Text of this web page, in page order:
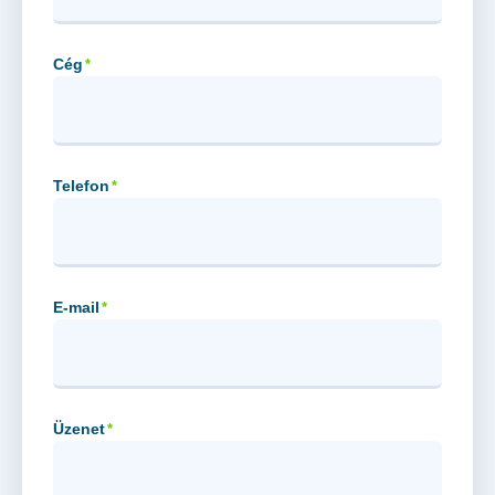
Cég *
Telefon *
E-mail *
Üzenet*